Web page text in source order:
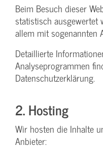
Beim Besuch dieser
statistisch ausgewertet
allem mit sogenannten
Detaillierte
Analyseprogrammen
Datenschutzerklärung.
2. Hosting
Wir hosten die Inhalte
Anbieter: